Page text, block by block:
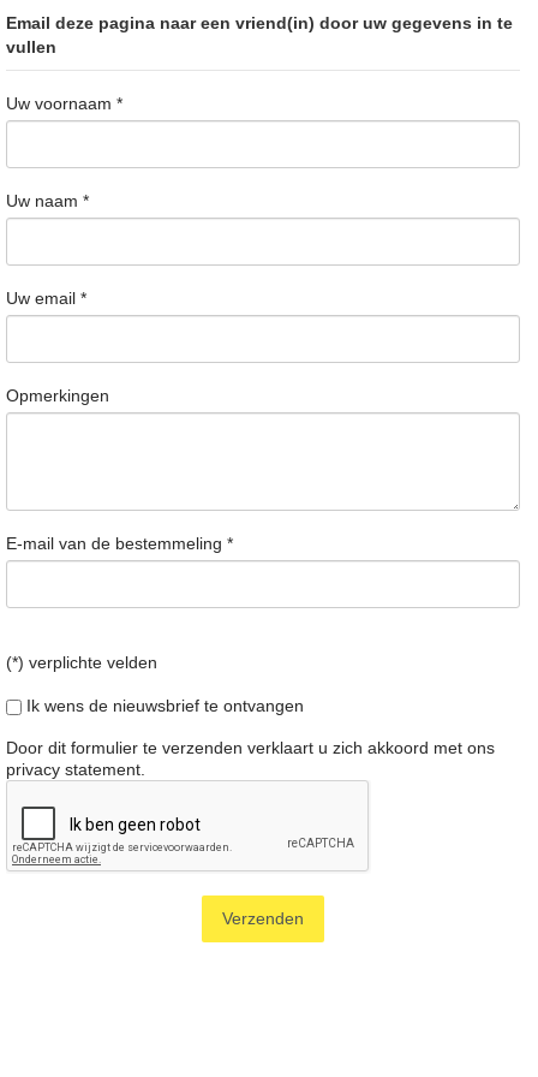
Email deze pagina naar een vriend(in) door uw gegevens in te
vullen
Uw voornaam *
Uw naam *
Uw email *
Opmerkingen
E-mail van de bestemmeling *
(*) verplichte velden
Ik wens de nieuwsbrief te ontvangen
Door dit formulier te verzenden verklaart u zich akkoord met ons
privacy statement
Verzenden